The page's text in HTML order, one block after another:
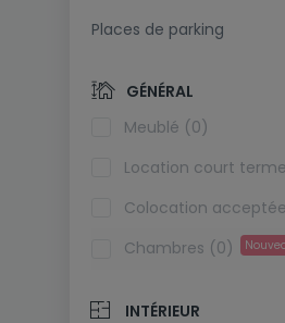
Places de parking
GÉNÉRAL
Meublé (0)
Location court
Colocation
Chambres (0)
INTÉRIEUR